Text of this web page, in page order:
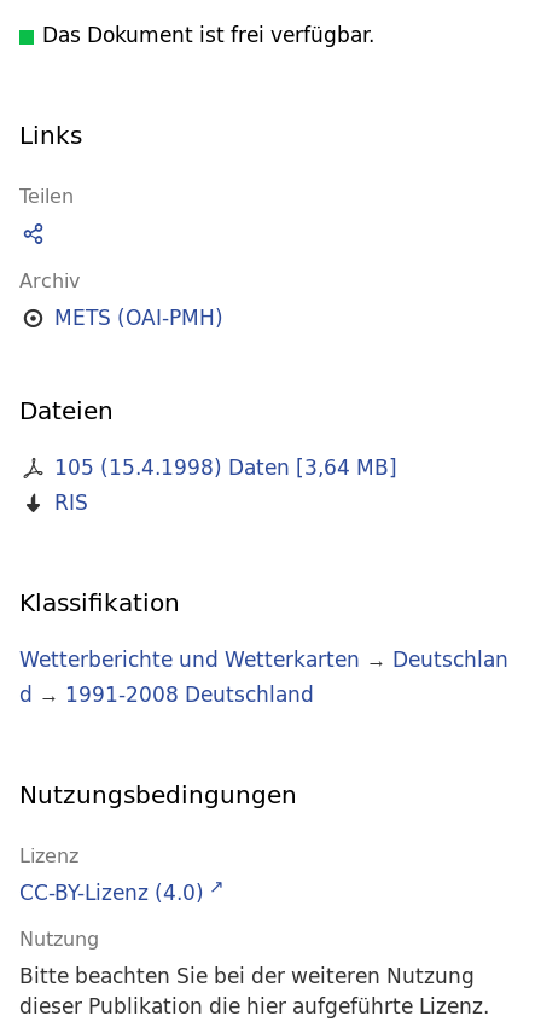
Das Dokument ist frei verfügbar.
Links
Teilen
Archiv
METS (OAI-PMH)
Dateien
105 (15.4.1998) Daten [3,64 MB]
RIS
Klassifikation
Wetterberichte und Wetterkarten → Deutschlan
d → 1991-2008 Deutschland
Nutzungsbedingungen
Lizenz
CC-BY-Lizenz (4.0)
Nutzung
Bitte beachten Sie bei der weiteren Nutzung
dieser Publikation die hier aufgeführte Lizenz.